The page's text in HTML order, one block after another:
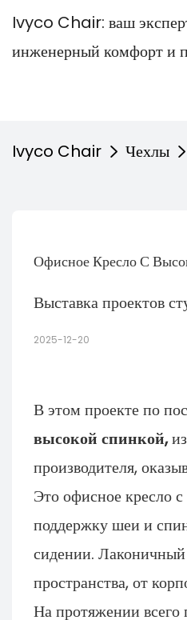
Ivyco Chair: ваш
инженерный комфорт и
Ivyco Chair Чехлы
Офисное Кресло С
Выставка проектов
2025-12-20
В этом проекте по
высокой спинкой,
производителя,
Это офисное кресло
поддержку шеи и
сидении. Лаконичный
пространства, от
На протяжении